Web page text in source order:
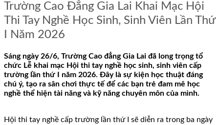
Trường Cao Đẳng Gia Lai Khai Mạc Hội
Thi Tay Nghề Học Sinh, Sinh Viên Lần Thứ
I Năm 2026
Sáng ngày 26/6, Trường Cao đẳng Gia Lai đã long trọng tổ
chức Lễ khai mạc Hội thi tay nghề học sinh, sinh viên cấp
trường lần thứ I năm 2026. Đây là sự kiện học thuật đáng
chú ý, tạo ra sân chơi thực tế để các bạn trẻ đam mê học
nghề thể hiện tài năng và kỹ năng chuyên môn của mình.
Hội thi tay nghề cấp trường lần thứ I sẽ diễn ra trong ba ngày